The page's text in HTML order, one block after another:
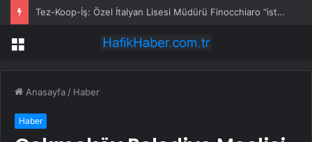
Tez-Koop-İş: Özel İtalyan Lisesi Müdürü Finocchiaro “istenmeyen kişi” ilan edildi
Menü
Anasayfa / Haber
Haber